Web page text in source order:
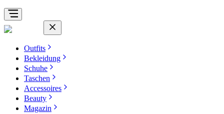
Outfits
Bekleidung
Schuhe
Taschen
Accessoires
Beauty
Magazin